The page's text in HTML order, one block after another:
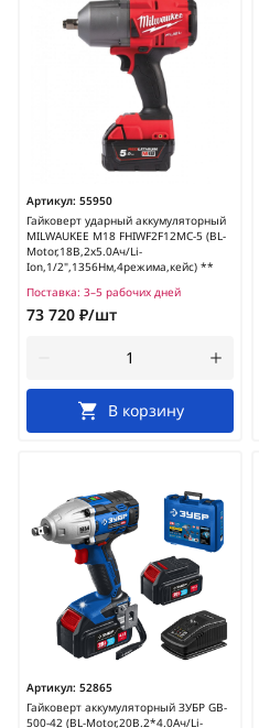
Артикул: 55950
Гайковерт ударный аккумуляторный
MILWAUKEE M18 FHIWF2F12MC-5 (BL-
Motor,18В,2х5.0Ач/Li-
Ion,1/2",1356Нм,4режима,кейс) **
Поставка: 3–5 рабочих дней
73 720 ₽/шт
В корзину
Артикул: 52865
Гайковерт аккумуляторный ЗУБР GB-
500-42 (BL-Motor,20В.2*4.0Ач/Li-